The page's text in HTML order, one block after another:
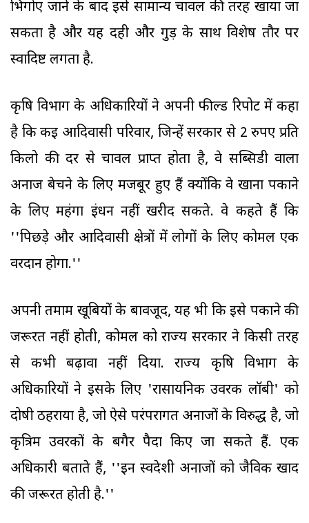
भिगोए जाने के बाद इसे सामान्य चावल की तरह खाया जा
सकता है और यह दही और गुड़ के साथ विशेष तौर पर
स्वादिष्ट लगता है.
कृषि विभाग के अधिकारियों ने अपनी फील्ड रिपोर्ट में कहा
है कि कई आदिवासी परिवार, जिन्हें सरकार से 2 रुपए प्रति
किलो की दर से चावल प्राप्त होता है, वे सब्सिडी वाला
अनाज बेचने के लिए मजबूर हुए हैं क्योंकि वे खाना पकाने
के लिए महंगा ईंधन नहीं खरीद सकते. वे कहते हैं कि
''पिछड़े और आदिवासी क्षेत्रों में लोगों के लिए कोमल एक
वरदान होगा.''
अपनी तमाम खूबियों के बावजूद, यह भी कि इसे पकाने की
जरूरत नहीं होती, कोमल को राज्य सरकार ने किसी तरह
से कभी बढ़ावा नहीं दिया. राज्य कृषि विभाग के
अधिकारियों ने इसके लिए 'रासायनिक उर्वरक लॉबी' को
दोषी ठहराया है, जो ऐसे परंपरागत अनाजों के विरुद्ध है, जो
कृत्रिम उर्वरकों के बगैर पैदा किए जा सकते हैं. एक
अधिकारी बताते हैं, ''इन स्वदेशी अनाजों को जैविक खाद
की जरूरत होती है.''